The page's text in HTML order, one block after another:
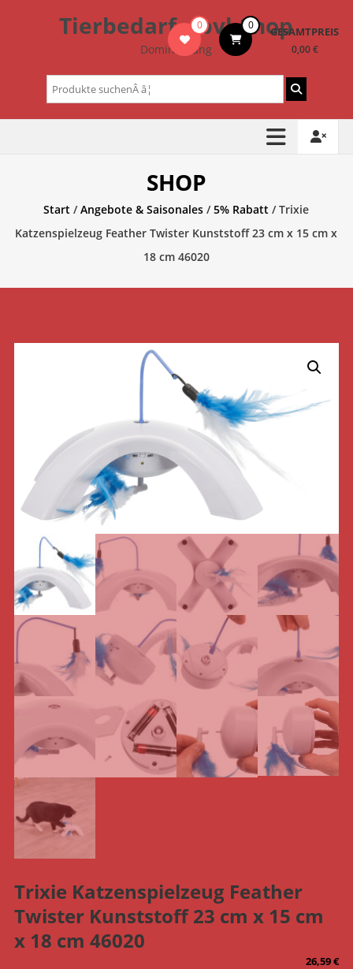
Tierbedarf – bvl-Shop
Dominik Lang
0 0 GESAMTPREIS
0,00 €
Suchen
nach:
SHOP
Start /Angebote & Saisonales /5% Rabatt / Trixie
Katzenspielzeug Feather Twister Kunststoff 23 cm x 15 cm x
18 cm 46020
Trixie Katzenspielzeug Feather
Twister Kunststoff 23 cm x 15 cm
x 18 cm 46020
26,59€